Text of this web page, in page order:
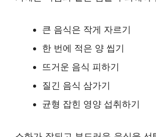
큰 음식은 작게 자르기
한 번에 적은 양 씹기
뜨거운 음식 피하기
질긴 음식 삼가기
균형 잡힌 영양 섭취하기